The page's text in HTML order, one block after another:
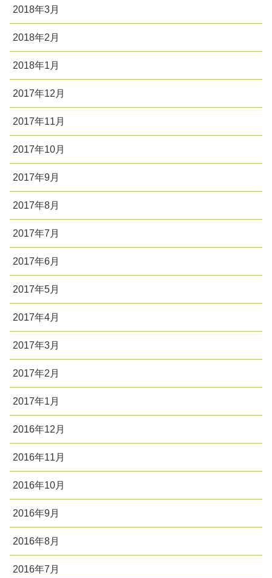
2018年3月
2018年2月
2018年1月
2017年12月
2017年11月
2017年10月
2017年9月
2017年8月
2017年7月
2017年6月
2017年5月
2017年4月
2017年3月
2017年2月
2017年1月
2016年12月
2016年11月
2016年10月
2016年9月
2016年8月
2016年7月